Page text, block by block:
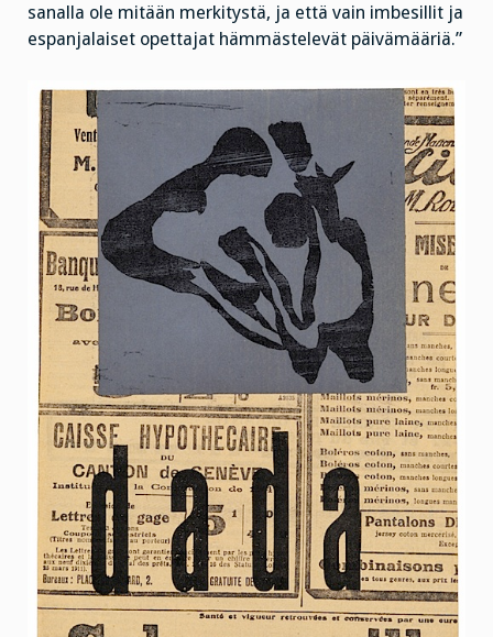
sanalla ole mitään merkitystä, ja että vain imbesillit ja
espanjalaiset opettajat hämmästelevät päivämääriä.”